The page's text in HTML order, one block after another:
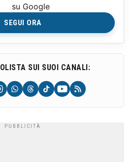
su Google
SEGUI ORA
SUI SUOI CANALI: